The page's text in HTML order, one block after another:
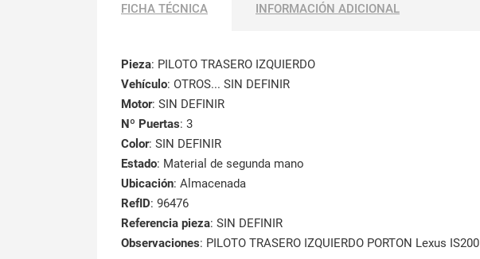
FICHA TÉCNICA INFORMACIÓN ADICIONAL
Pieza: PILOTO TRASERO IZQUIERDO
Vehículo: OTROS... SIN DEFINIR
Motor: SIN DEFINIR
Nº Puertas: 3
Color: SIN DEFINIR
Estado: Material de segunda mano
Ubicación: Almacenada
RefID: 96476
Referencia pieza: SIN DEFINIR
Observaciones: PILOTO TRASERO IZQUIERDO PORTON Lexus IS200